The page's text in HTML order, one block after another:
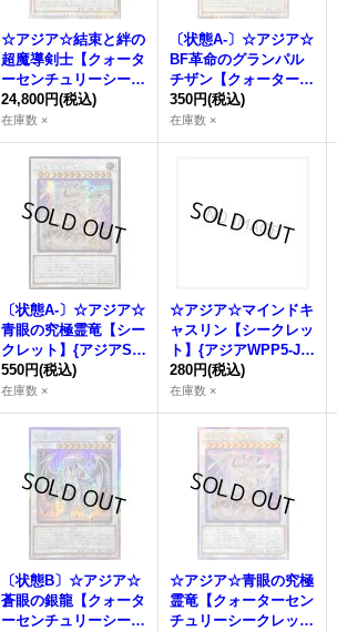
☆アジア☆結束と絆の
超魔導剣士【クォータ
ーセンチュリーシーク
レット】{アジアSUD
A-JP000}《シンク
ロ》
24,800円(税込)
在庫数 ×
〔状態A-〕☆アジア☆
BF革命のグランパル
チザン【クォーターセ
ンチュリーシークレッ
ト】{アジアROTA-JP
036}《シンクロ》
350円(税込)
在庫数 ×
〔状態A-〕☆アジア☆
青眼の究極霊竜【シー
クレット】{アジアSD
47-JPP06}《シンク
ロ》
550円(税込)
在庫数 ×
☆アジア☆マインドキ
ャスリン【シークレッ
ト】{アジアWPP5-JP
071}《シンクロ》
280円(税込)
在庫数 ×
〔状態B〕☆アジア☆
蒼眼の銀龍【クォータ
ーセンチュリーシーク
☆アジア☆青眼の究極
霊竜【クォーターセン
チュリーシークレッ